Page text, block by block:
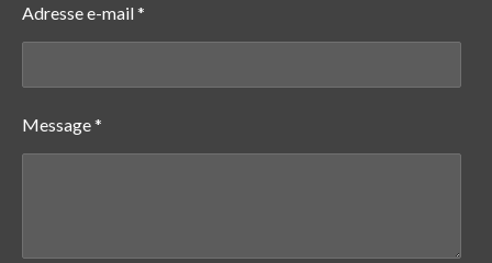
Adresse e-mail *
Message *